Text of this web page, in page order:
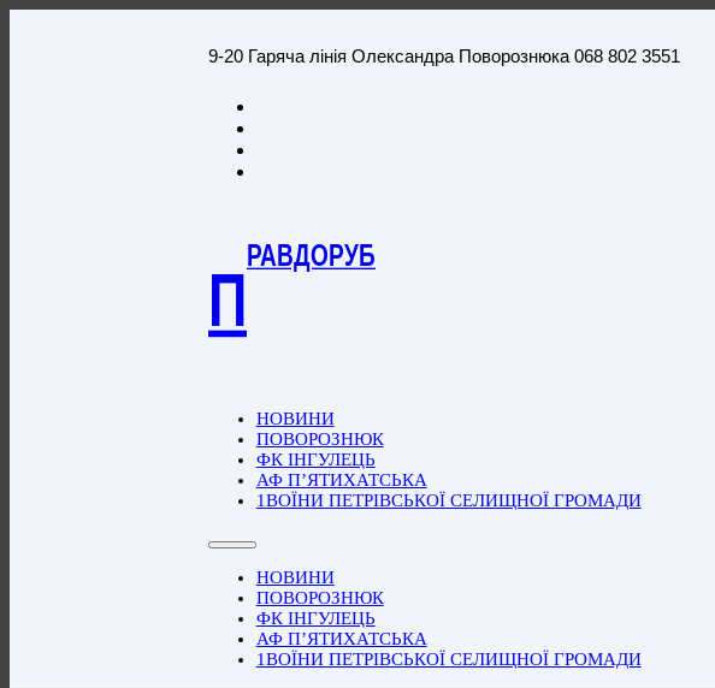
9-20 Гаряча лінія Олександра Поворознюка 068 802 3551
П
РАВДОРУБ
НОВИНИ
ПОВОРОЗНЮК
ФК ІНГУЛЕЦЬ
АФ П’ЯТИХАТСЬКА
1ВОЇНИ ПЕТРІВСЬКОЇ СЕЛИЩНОЇ ГРОМАДИ
НОВИНИ
ПОВОРОЗНЮК
ФК ІНГУЛЕЦЬ
АФ П’ЯТИХАТСЬКА
1ВОЇНИ ПЕТРІВСЬКОЇ СЕЛИЩНОЇ ГРОМАДИ